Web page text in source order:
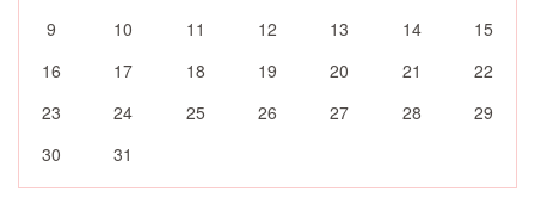
9
10 11 12 13 14
15
16
17 18 19 20 21
22
23
24 25 26 27 28
29
30
31